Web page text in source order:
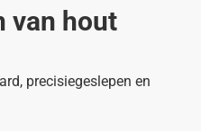
van hout
precisiegeslepen en